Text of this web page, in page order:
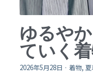
ゆるや
ていく
2026年5月28日 ·着物,